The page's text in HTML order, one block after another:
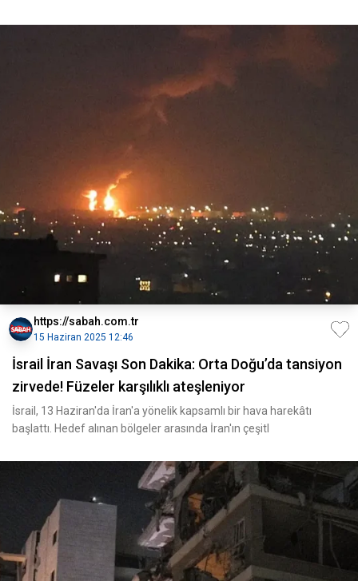
https://sabah.com.tr
15 Haziran 2025 12:46
İsrail İran Savaşı Son Dakika: Orta Doğu’da tansiyon
zirvede! Füzeler karşılıklı ateşleniyor
İsrail, 13 Haziran'da İran'a yönelik kapsamlı bir hava harekâtı
başlattı. Hedef alınan bölgeler arasında İran'ın çeşitl